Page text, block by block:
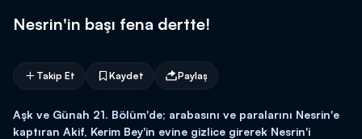
Nesrin'in başı fena dertte!
Takip Et Kaydet Paylaş
Aşk ve Günah 21. Bölüm'de; arabasını ve paralarını Nesrin'e
kaptıran Akif, Kerim Bey'in evine gizlice girerek Nesrin'i